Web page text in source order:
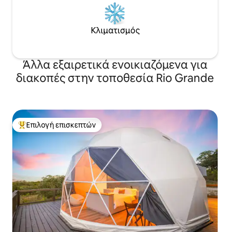
Κλιματισμός
Άλλα εξαιρετικά ενοικιαζόμενα για
διακοπές στην τοποθεσία Rio Grande
Κορυφαία επιλογή επισκεπτών
Επιλογή επισκεπτών